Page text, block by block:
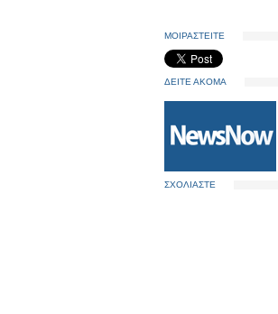
ΜΟΙΡΑΣΤΕΙΤΕ
ΔΕΙΤΕ ΑΚΟΜΑ
ΣΧΟΛΙΑΣΤΕ